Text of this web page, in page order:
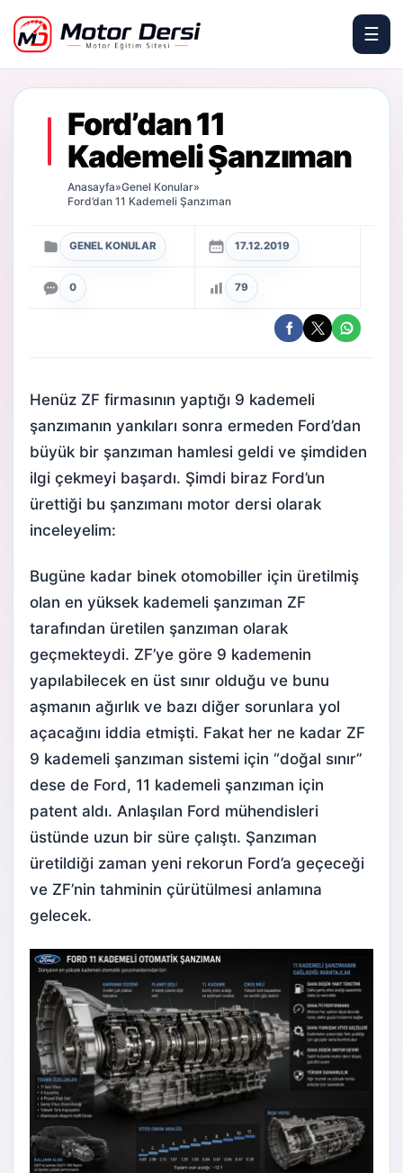
Motor Dersi
☰
Ford’dan 11
Kademeli Şanzıman
Anasayfa»Genel Konular»
Ford’dan 11 Kademeli Şanzıman
GENEL KONULAR 17.12.2019
0 79
Henüz ZF firmasının yaptığı 9 kademeli
şanzımanın yankıları sonra ermeden Ford’dan
büyük bir şanzıman hamlesi geldi ve şimdiden
ilgi çekmeyi başardı. Şimdi biraz Ford’un
ürettiği bu şanzımanı motor dersi olarak
inceleyelim:
Bugüne kadar binek otomobiller için üretilmiş
olan en yüksek kademeli şanzıman ZF
tarafından üretilen şanzıman olarak
geçmekteydi. ZF’ye göre 9 kademenin
yapılabilecek en üst sınır olduğu ve bunu
aşmanın ağırlık ve bazı diğer sorunlara yol
açacağını iddia etmişti. Fakat her ne kadar ZF
9 kademeli şanzıman sistemi için “doğal sınır”
dese de Ford, 11 kademeli şanzıman için
patent aldı. Anlaşılan Ford mühendisleri
üstünde uzun bir süre çalıştı. Şanzıman
üretildiği zaman yeni rekorun Ford’a geçeceği
ve ZF’nin tahminin çürütülmesi anlamına
gelecek.